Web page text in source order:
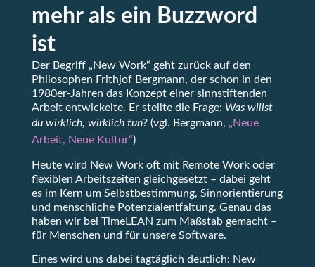
mehr als ein Buzzword
ist
Der Begriff „New Work“ geht zurück auf den
Philosophen Frithjof Bergmann, der schon in den
1980er-Jahren das Konzept einer sinnstiftenden
Arbeit entwickelte. Er stellte die Frage: Was willst
du wirklich, wirklich tun? (vgl. Bergmann, „Neue
Arbeit, Neue Kultur“)
Heute wird New Work oft mit Remote Work oder
flexiblen Arbeitszeiten gleichgesetzt – dabei geht
es im Kern um Selbstbestimmung, Sinnorientierung
und menschliche Potenzialentfaltung. Genau das
haben wir bei TimeLEAN zum Maßstab gemacht –
für Menschen und für unsere Software.
Eines wird uns dabei tagtäglich deutlich: New